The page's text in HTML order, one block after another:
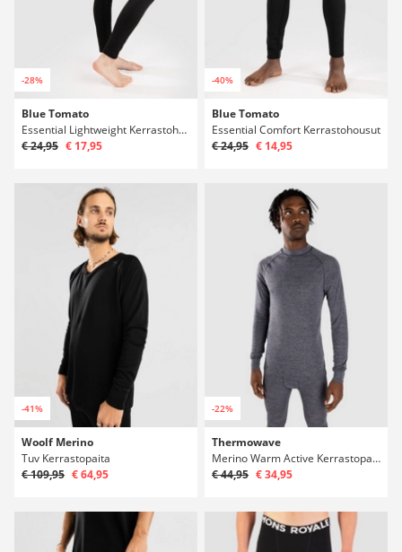
-28%
Blue Tomato
Essential Lightweight Kerrastohousut
€ 24,95 € 17,95
-40%
Blue Tomato
Essential Comfort Kerrastohousut
€ 24,95 € 14,95
-41%
Woolf Merino
Tuv Kerrastopaita
€ 109,95 € 64,95
-22%
Thermowave
Merino Warm Active Kerrastopaita
€ 44,95 € 34,95